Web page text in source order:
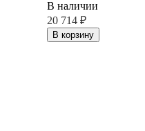
В наличии
20 714 ₽
В корзину